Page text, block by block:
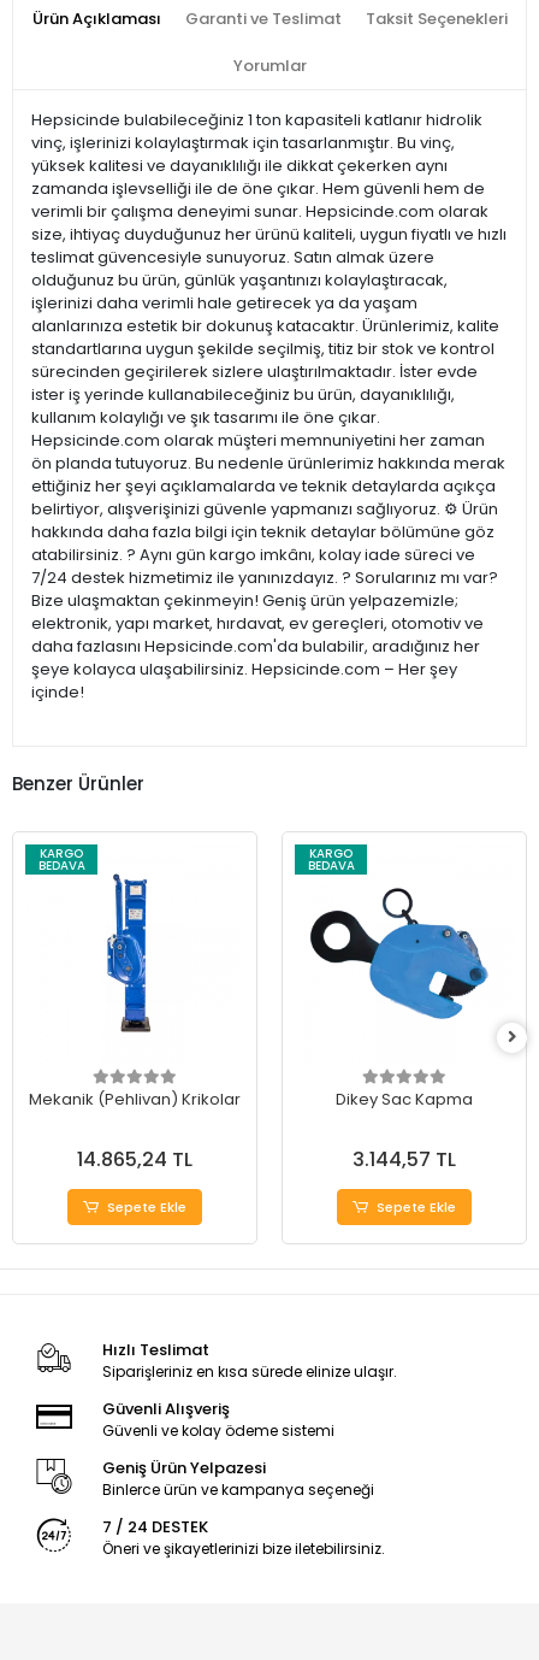
Ürün Açıklaması Garanti ve Teslimat Taksit Seçenekleri
Yorumlar
Hepsicinde bulabileceğiniz 1 ton kapasiteli katlanır hidrolik
vinç, işlerinizi kolaylaştırmak için tasarlanmıştır. Bu vinç,
yüksek kalitesi ve dayanıklılığı ile dikkat çekerken aynı
zamanda işlevselliği ile de öne çıkar. Hem güvenli hem de
verimli bir çalışma deneyimi sunar. Hepsicinde.com olarak
size, ihtiyaç duyduğunuz her ürünü kaliteli, uygun fiyatlı ve hızlı
teslimat güvencesiyle sunuyoruz. Satın almak üzere
olduğunuz bu ürün, günlük yaşantınızı kolaylaştıracak,
işlerinizi daha verimli hale getirecek ya da yaşam
alanlarınıza estetik bir dokunuş katacaktır. Ürünlerimiz, kalite
standartlarına uygun şekilde seçilmiş, titiz bir stok ve kontrol
sürecinden geçirilerek sizlere ulaştırılmaktadır. İster evde
ister iş yerinde kullanabileceğiniz bu ürün, dayanıklılığı,
kullanım kolaylığı ve şık tasarımı ile öne çıkar.
Hepsicinde.com olarak müşteri memnuniyetini her zaman
ön planda tutuyoruz. Bu nedenle ürünlerimiz hakkında merak
ettiğiniz her şeyi açıklamalarda ve teknik detaylarda açıkça
belirtiyor, alışverişinizi güvenle yapmanızı sağlıyoruz. ⚙️ Ürün
hakkında daha fazla bilgi için teknik detaylar bölümüne göz
atabilirsiniz. ? Aynı gün kargo imkânı, kolay iade süreci ve
7/24 destek hizmetimiz ile yanınızdayız. ? Sorularınız mı var?
Bize ulaşmaktan çekinmeyin! Geniş ürün yelpazemizle;
elektronik, yapı market, hırdavat, ev gereçleri, otomotiv ve
daha fazlasını Hepsicinde.com'da bulabilir, aradığınız her
şeye kolayca ulaşabilirsiniz. Hepsicinde.com – Her şey
içinde!
Benzer Ürünler
KARGO
BEDAVA
Mekanik (Pehlivan) Krikolar
14.865,24 TL
Sepete Ekle
KARGO
BEDAVA
Dikey Sac Kapma
3.144,57 TL
Sepete Ekle
Hızlı Teslimat
Siparişleriniz en kısa sürede elinize ulaşır.
Güvenli Alışveriş
Güvenli ve kolay ödeme sistemi
Geniş Ürün Yelpazesi
Binlerce ürün ve kampanya seçeneği
7 / 24 DESTEK
Öneri ve şikayetlerinizi bize iletebilirsiniz.